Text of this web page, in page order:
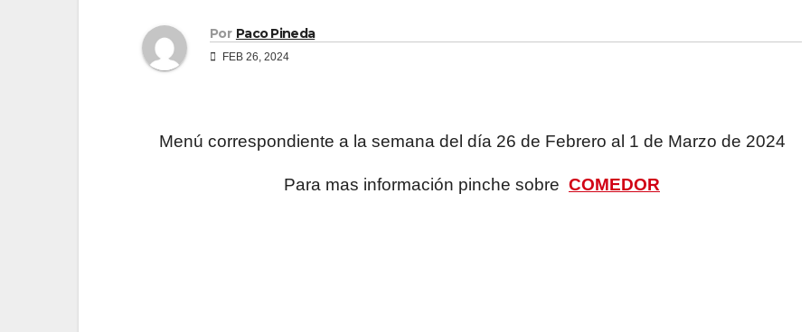
Por Paco Pineda
FEB 26, 2024
Menú correspondiente a la semana del día 26 de Febrero al 1 de Marzo de 2024
Para mas información pinche sobre COMEDOR